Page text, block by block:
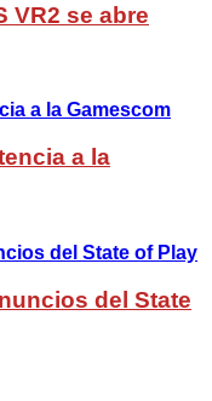
VR2 se abre
a la
del State